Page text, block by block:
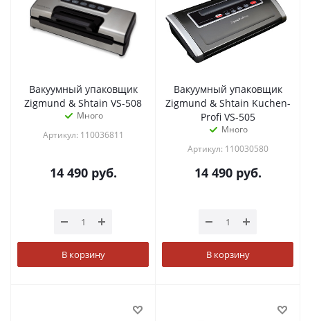
Вакуумный упаковщик
Zigmund & Shtain VS-508
Много
Артикул: 110036811
14 490руб.
В корзину
Вакуумный упаковщик
Zigmund & Shtain Kuchen-
Profi VS-505
Много
Артикул: 110030580
14 490руб.
В корзину